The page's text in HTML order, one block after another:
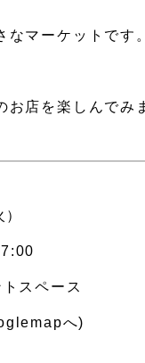
マーケットです。
お店を楽しんでみ
スペース
へ)